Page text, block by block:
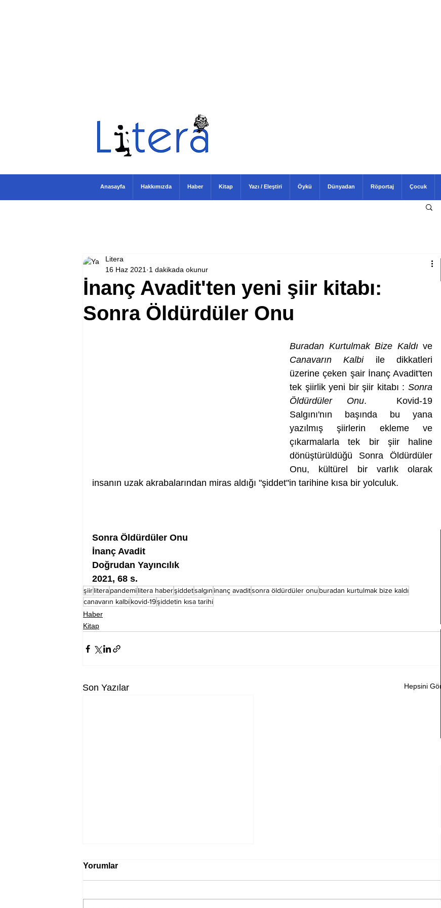
İnanç Avadit'ten yeni şiir kitabı:
Sonra Öldürdüler Onu
Litera
16 Haz 2021 1 dakikada okunur
Buradan Kurtulmak Bize Kaldı
Canavarın Kalbi ile dikkatleri
üzerine çeken şair İnanç Avadit'ten
tek şiirlik yeni bir şiir kitabı : Sonra
Öldürdüler Onu.  Kovid-19
Salgını'nın başında bu yana
yazılmış şiirlerin ekleme ve
çıkarmalarla tek bir şiir haline
dönüştürüldüğü Sonra Öldürdüler
Onu, kültürel bir varlık olarak
insanın uzak akrabalarından miras aldığı "şiddet"in tarihine kısa bir yolculuk.
Sonra Öldürdüler Onu
İnanç Avadit
Doğrudan Yayıncılık
2021, 68 s.
şiirliterapandemilitera haberşiddetsalgın inanç avaditsonra öldürdüler onu buradan kurtulmak bize kaldı
canavarın kalbikovid-19şiddetin kısa tarihi
Haber
Kitap
Son Yazılar Hepsini Gör
Yorumlar
Anasayfa Hakkımızda Haber Kitap Yazı / Eleştiri Öykü Dünyadan Röportaj Çocuk